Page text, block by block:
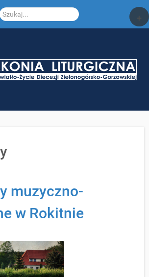
Szukaj...
muzyczno-
w Rokitnie
+